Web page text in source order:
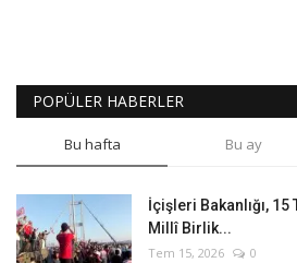
POPÜLER HABERLER
Bu hafta Bu ay
İçişleri Bakanlığı,
Millî Birlik...
Tem 15, 2026 0